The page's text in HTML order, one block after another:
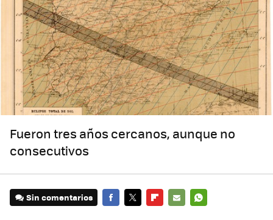
Fueron tres años cercanos, aunque no
consecutivos
Sin comentarios